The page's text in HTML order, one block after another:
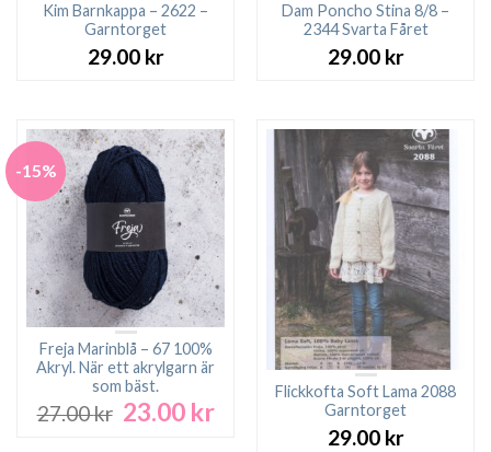
Kim Barnkappa – 2622 –
Garntorget
29.00 kr
Dam Poncho Stina 8/8 –
2344 Svarta Fåret
29.00 kr
-15%
Freja Marinblå – 67 100%
Akryl. När ett akrylgarn är
som bäst.
27.00kr Det
23.00 krDet
Flickkofta Soft Lama 2088
Garntorget
29.00 kr